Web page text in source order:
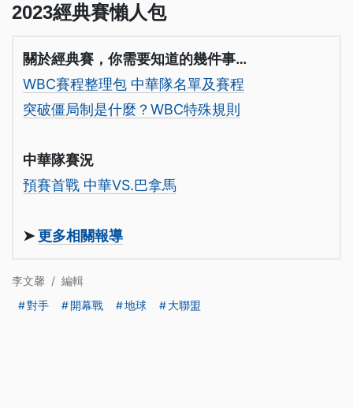
2023經典賽懶人包
關於經典賽，你需要知道的幾件事…
WBC賽程整理包 中華隊名單及賽程
突破僵局制是什麼？WBC特殊規則
中華隊賽況
預賽首戰 中華VS.巴拿馬
➤更多相關報導
李文馨 / 編輯
對手
開幕戰 地球 大聯盟